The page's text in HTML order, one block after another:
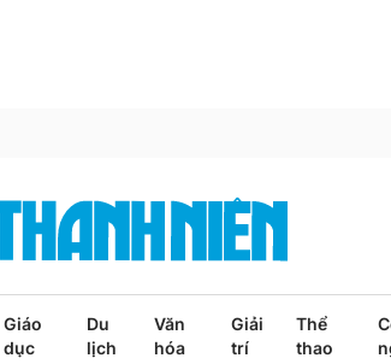
Giáo
dục
Du
lịch
Văn
hóa
Giải
trí
Thể
thao